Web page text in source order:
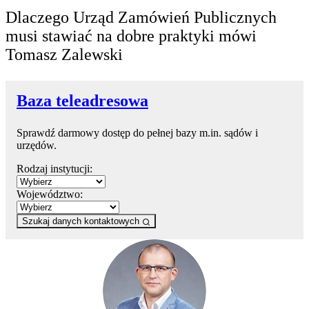
Dlaczego Urząd Zamówień Publicznych
musi stawiać na dobre praktyki mówi
Tomasz Zalewski
Baza teleadresowa
Sprawdź darmowy dostęp do pełnej bazy m.in. sądów i
urzędów.
Rodzaj instytucji:
Województwo:
Szukaj danych kontaktowych